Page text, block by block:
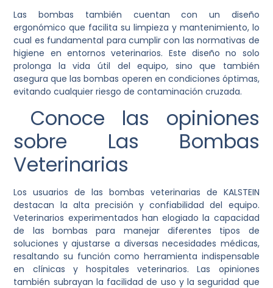
Las bombas también cuentan con un diseño
ergonómico que facilita su limpieza y mantenimiento, lo
cual es fundamental para cumplir con las normativas de
higiene en entornos veterinarios. Este diseño no solo
prolonga la vida útil del equipo, sino que también
asegura que las bombas operen en condiciones óptimas,
evitando cualquier riesgo de contaminación cruzada.
Conoce las opiniones
sobre Las Bombas
Veterinarias
Los usuarios de las bombas veterinarias de KALSTEIN
destacan la alta precisión y confiabilidad del equipo.
Veterinarios experimentados han elogiado la capacidad
de las bombas para manejar diferentes tipos de
soluciones y ajustarse a diversas necesidades médicas,
resaltando su función como herramienta indispensable
en clínicas y hospitales veterinarios. Las opiniones
también subrayan la facilidad de uso y la seguridad que